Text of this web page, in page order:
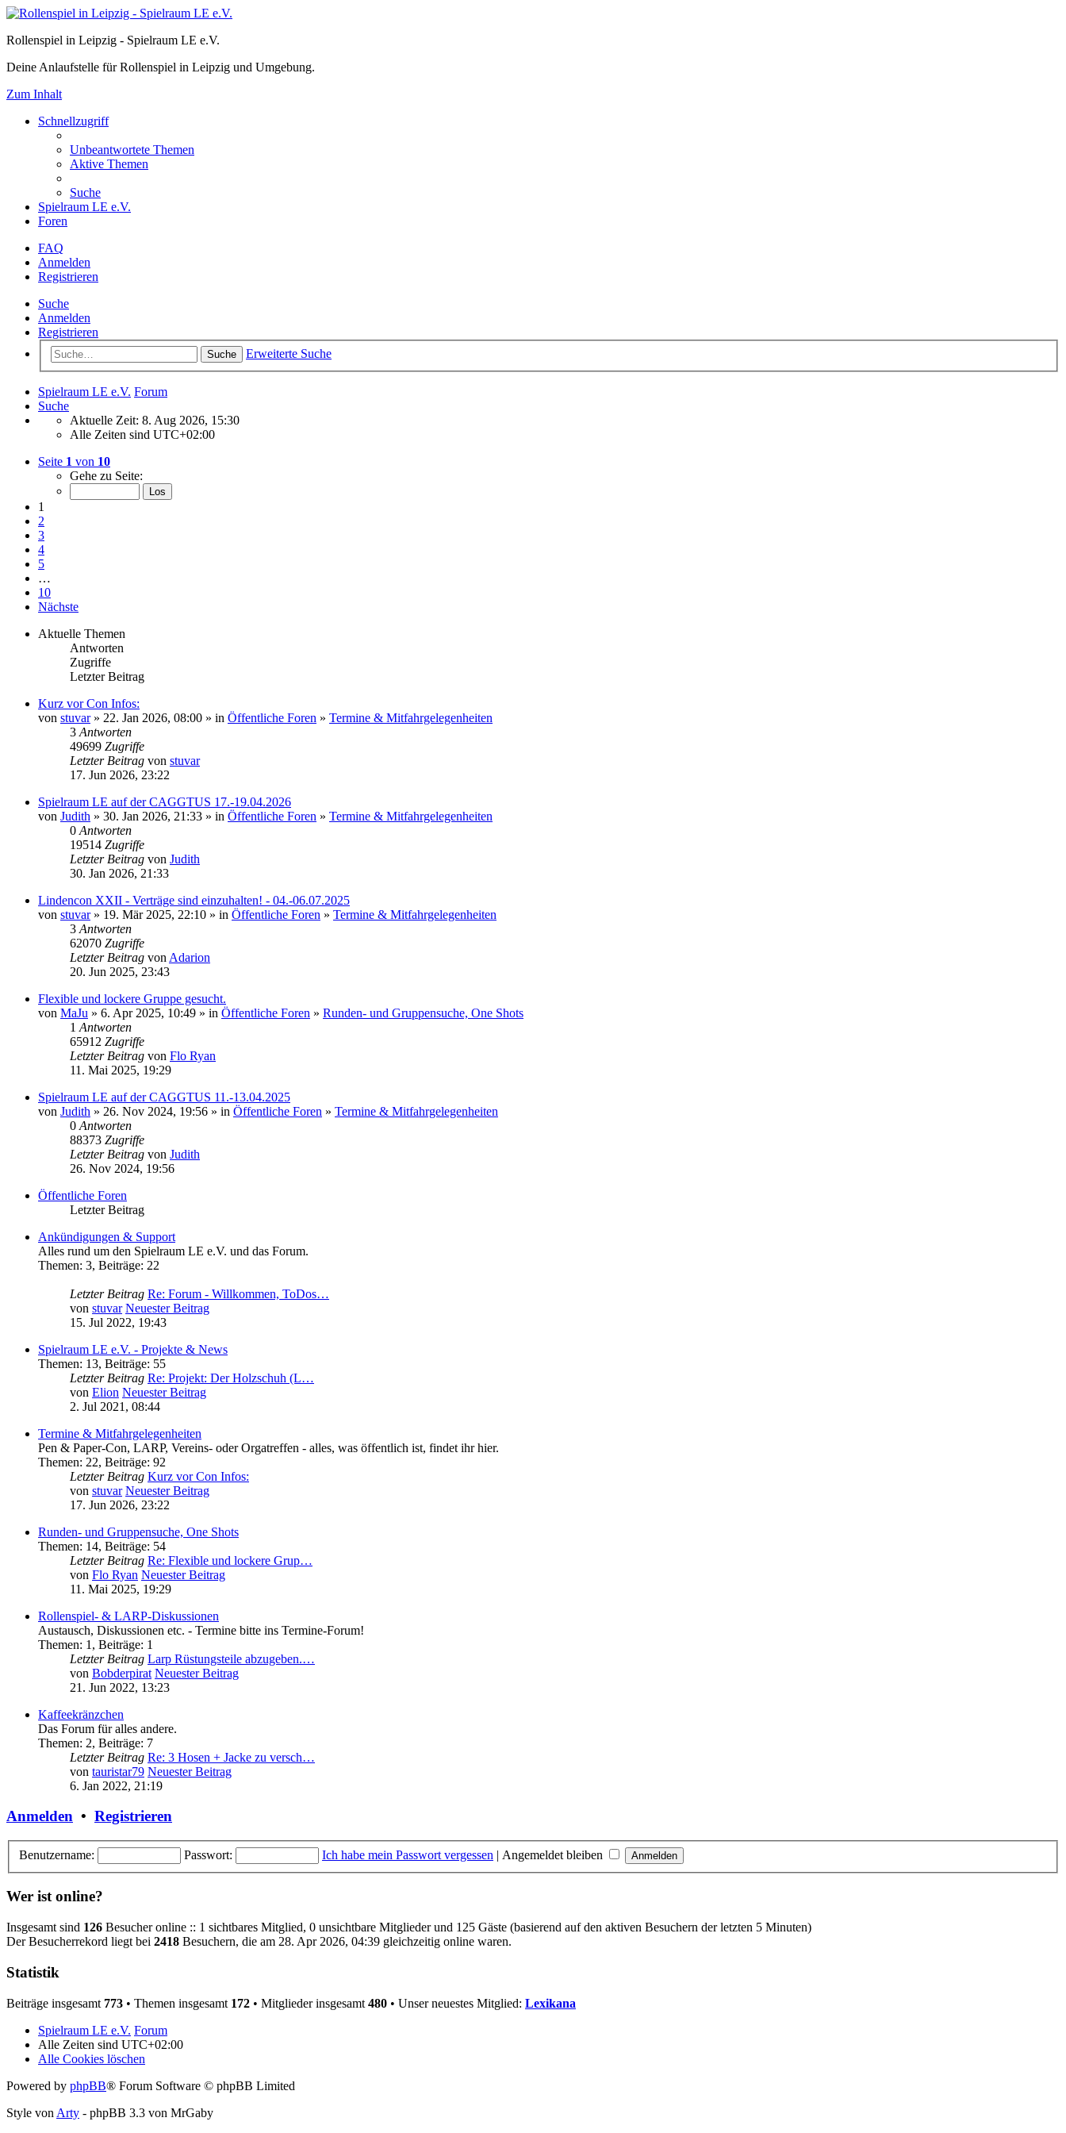
Rollenspiel in Leipzig - Spielraum LE e.V.
Deine Anlaufstelle für Rollenspiel in Leipzig und Umgebung.
Zum Inhalt
Schnellzugriff
Unbeantwortete Themen
Aktive Themen
Suche
Spielraum LE e.V.
Foren
FAQ
Anmelden
Registrieren
Suche
Anmelden
Registrieren
Suche Erweiterte Suche
Spielraum LE e.V. Forum
Suche
Aktuelle Zeit: 8. Aug 2026, 15:30
Alle Zeiten sind UTC+02:00
Seite 1 von 10
Gehe zu Seite:
1
2
3
4
5
…
10
Nächste
Aktuelle Themen
Antworten
Zugriffe
Letzter Beitrag
Kurz vor Con Infos:
von stuvar» 22. Jan 2026, 08:00 » in Öffentliche Foren » Termine & Mitfahrgelegenheiten
3 Antworten
49699 Zugriffe
Letzter Beitrag von stuvar
17. Jun 2026, 23:22
Spielraum LE auf der CAGGTUS 17.-19.04.2026
von Judith » 30. Jan 2026, 21:33 » in Öffentliche Foren » Termine & Mitfahrgelegenheiten
0 Antworten
19514 Zugriffe
Letzter Beitrag von Judith
30. Jan 2026, 21:33
Lindencon XXII - Verträge sind einzuhalten! - 04.-06.07.2025
von stuvar» 19. Mär 2025, 22:10 » in Öffentliche Foren » Termine & Mitfahrgelegenheiten
3 Antworten
62070 Zugriffe
Letzter Beitrag von Adarion
20. Jun 2025, 23:43
Flexible und lockere Gruppe gesucht.
von MaJu » 6. Apr 2025, 10:49 » in Öffentliche Foren » Runden- und Gruppensuche, One Shots
1 Antworten
65912 Zugriffe
Letzter Beitrag von Flo Ryan
11. Mai 2025, 19:29
Spielraum LE auf der CAGGTUS 11.-13.04.2025
von Judith » 26. Nov 2024, 19:56 » in Öffentliche Foren » Termine & Mitfahrgelegenheiten
0 Antworten
88373 Zugriffe
Letzter Beitrag von Judith
26. Nov 2024, 19:56
Öffentliche Foren
Letzter Beitrag
Ankündigungen & Support
Alles rund um den Spielraum LE e.V. und das Forum.
Themen: 3, Beiträge: 22
Letzter Beitrag Re: Forum - Willkommen, ToDos…
von stuvar Neuester Beitrag
15. Jul 2022, 19:43
Spielraum LE e.V. - Projekte & News
Themen: 13, Beiträge: 55
Letzter Beitrag Re: Projekt: Der Holzschuh (L…
von Elion Neuester Beitrag
2. Jul 2021, 08:44
Termine & Mitfahrgelegenheiten
Pen & Paper-Con, LARP, Vereins- oder Orgatreffen - alles, was öffentlich ist, findet ihr hier.
Themen: 22, Beiträge: 92
Letzter Beitrag Kurz vor Con Infos:
von stuvar Neuester Beitrag
17. Jun 2026, 23:22
Runden- und Gruppensuche, One Shots
Themen: 14, Beiträge: 54
Letzter Beitrag Re: Flexible und lockere Grup…
von Flo Ryan Neuester Beitrag
11. Mai 2025, 19:29
Rollenspiel- & LARP-Diskussionen
Austausch, Diskussionen etc. - Termine bitte ins Termine-Forum!
Themen: 1 , Beiträge: 1
Letzter Beitrag Larp Rüstungsteile abzugeben.…
von Bobderpirat Neuester Beitrag
21. Jun 2022, 13:23
Kaffeekränzchen
Das Forum für alles andere.
Themen: 2, Beiträge: 7
Letzter Beitrag Re: 3 Hosen + Jacke zu versch…
von tauristar79 Neuester Beitrag
6. Jan 2022, 21:19
Anmelden • Registrieren
Benutzername: Passwort: Ich habe mein Passwort vergessen | Angemeldet bleiben
Wer ist online?
Insgesamt sind 126 Besucher online :: 1 sichtbares Mitglied, 0 unsichtbare Mitglieder und 125 Gäste (basierend auf den aktiven Besuchern der letzten 5 Minuten)
Der Besucherrekord liegt bei 2418 Besuchern, die am 28. Apr 2026, 04:39 gleichzeitig online waren.
Statistik
Beiträge insgesamt 773 • Themen insgesamt 172 • Mitglieder insgesamt 480 • Unser neuestes Mitglied: Lexikana
Spielraum LE e.V. Forum
Alle Zeiten sind UTC+02:00
Alle Cookies löschen
Powered by phpBB® Forum Software © phpBB Limited
Style von Arty - phpBB 3.3 von MrGaby